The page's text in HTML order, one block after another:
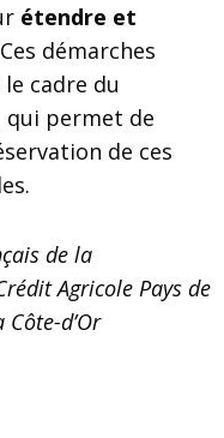
étendre et
démarches
cadre du
qui permet de
de ces
de la
Agricole Pays de
d’Or